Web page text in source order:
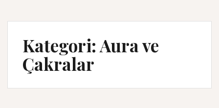
Kategori: Aura ve
Çakralar